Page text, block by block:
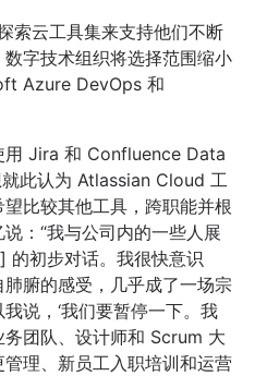
索云工具集来支持他们不断
字技术组织将选择范围缩小
Azure DevOps 和
用 Jira 和 Confluence Data
此认为 Atlassian Cloud 工
比较其他工具，跨职能并根
：“我与公司内的一些人展
的初步对话。我很快意识
腑的感受，几乎成了一场宗
说，‘我们要暂停一下。我
团队、设计师和 Scrum 大
理、新员工入职培训和运营